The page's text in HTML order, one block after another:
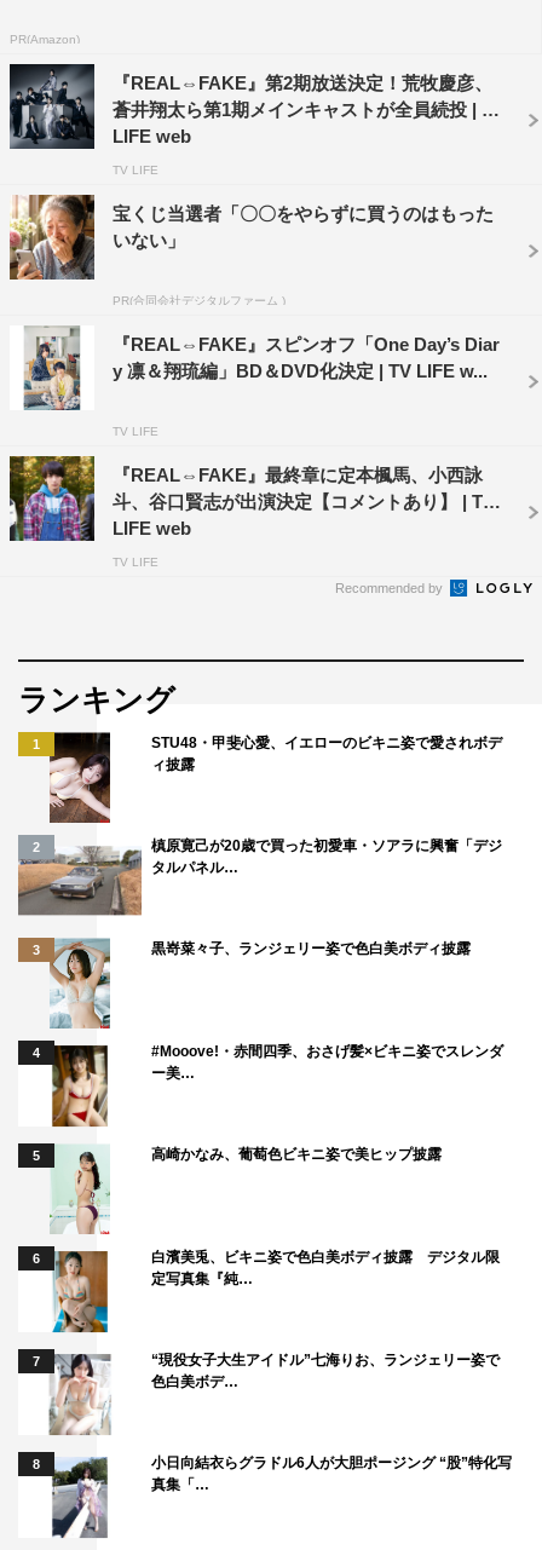
PR(Amazon)
『REAL⇔FAKE』第2期放送決定！荒牧慶彦、
蒼井翔太ら第1期メインキャストが全員続投 | TV
LIFE web
TV LIFE
宝くじ当選者「〇〇をやらずに買うのはもった
いない」
PR(合同会社デジタルファーム )
『REAL⇔FAKE』スピンオフ「One Day’s Diar
y 凛＆翔琉編」BD＆DVD化決定 | TV LIFE w...
TV LIFE
『REAL⇔FAKE』最終章に定本楓馬、小西詠
斗、谷口賢志が出演決定【コメントあり】 | TV
LIFE web
TV LIFE
Recommended by
ランキング
1
STU48・甲斐心愛、イエローのビキニ姿で愛されボデ
ィ披露
2
槙原寛己が20歳で買った初愛車・ソアラに興奮「デジ
タルパネル…
3 黒嵜菜々子、ランジェリー姿で色白美ボディ披露
4
#Mooove!・赤間四季、おさげ髪×ビキニ姿でスレンダ
ー美…
5 高崎かなみ、葡萄色ビキニ姿で美ヒップ披露
6
白濱美兎、ビキニ姿で色白美ボディ披露 デジタル限
定写真集『純…
7
“現役女子大生アイドル”七海りお、ランジェリー姿で
色白美ボデ…
8
小日向結衣らグラドル6人が大胆ポージング “股”特化写
真集「…